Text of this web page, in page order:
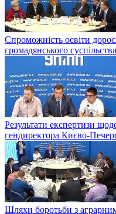
Спроможність освіти
громадянського суспільства
Результати експертизи
гендиректора Києво-
Шляхи боротьби з